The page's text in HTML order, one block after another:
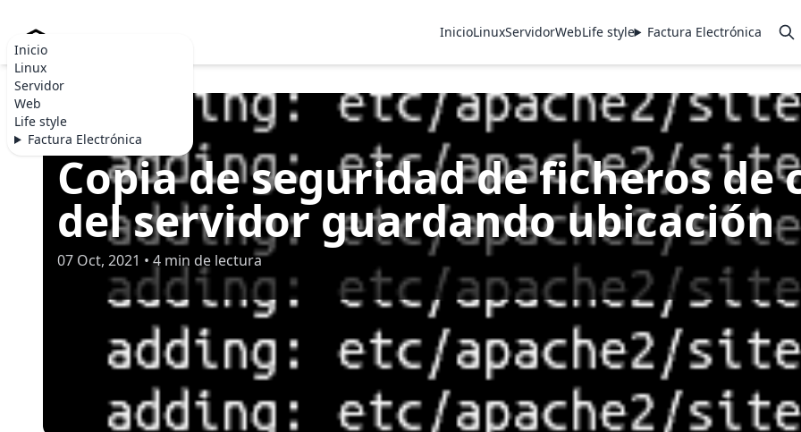
Inicio
Linux
Servidor
Web
Life style
Factura Electrónica
InicioLinuxServidorWebLife style Factura Electrónica
SERVIDOR
Copia de seguridad de ficheros
del servidor guardando ubicación
07 Oct, 2021 • 4 min de lectura